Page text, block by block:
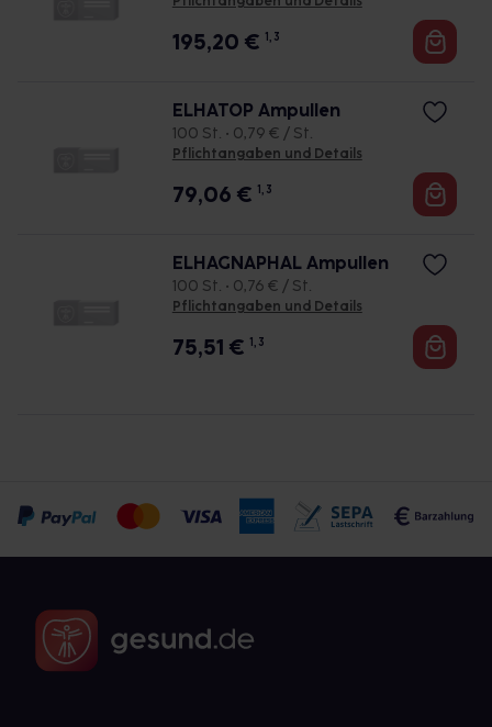
195,20 € 1, 3
ELHATOP Ampullen
100 St. • 0,79 € / St.
Pflichtangaben und Details
79,06 € 1, 3
ELHAGNAPHAL Ampullen
100 St. • 0,76 € / St.
Pflichtangaben und Details
75,51 € 1, 3